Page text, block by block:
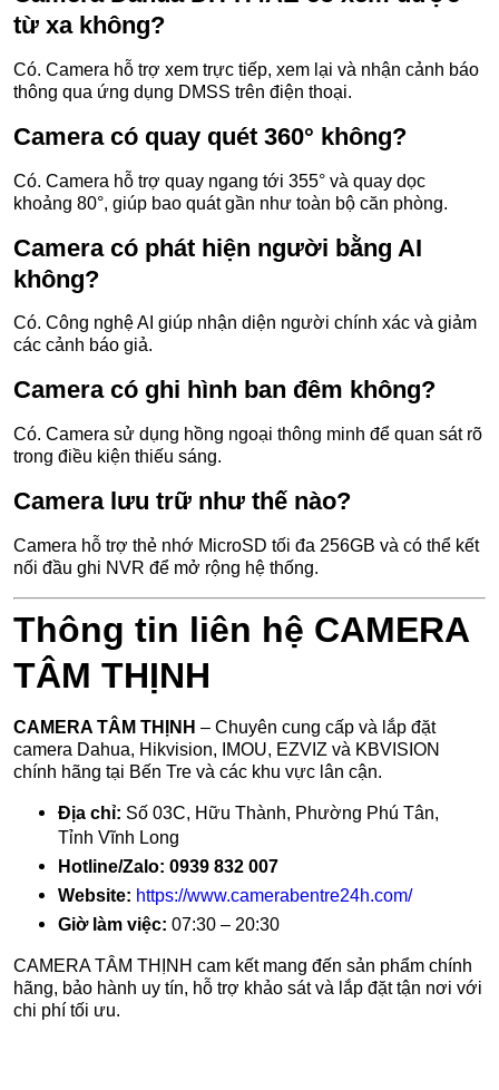
từ xa không?
Có. Camera hỗ trợ xem trực tiếp, xem lại và nhận cảnh báo
thông qua ứng dụng DMSS trên điện thoại.
Camera có quay quét 360° không?
Có. Camera hỗ trợ quay ngang tới 355° và quay dọc
khoảng 80°, giúp bao quát gần như toàn bộ căn phòng.
Camera có phát hiện người bằng AI
không?
Có. Công nghệ AI giúp nhận diện người chính xác và giảm
các cảnh báo giả.
Camera có ghi hình ban đêm không?
Có. Camera sử dụng hồng ngoại thông minh để quan sát rõ
trong điều kiện thiếu sáng.
Camera lưu trữ như thế nào?
Camera hỗ trợ thẻ nhớ MicroSD tối đa 256GB và có thể kết
nối đầu ghi NVR để mở rộng hệ thống.
Thông tin liên hệ CAMERA
TÂM THỊNH
CAMERA TÂM THỊNH – Chuyên cung cấp và lắp đặt
camera Dahua, Hikvision, IMOU, EZVIZ và KBVISION
chính hãng tại Bến Tre và các khu vực lân cận.
Địa chỉ: Số 03C, Hữu Thành, Phường Phú Tân,
Tỉnh Vĩnh Long
Hotline/Zalo: 0939 832 007
Website: https://www.camerabentre24h.com/
Giờ làm việc: 07:30 – 20:30
CAMERA TÂM THỊNH cam kết mang đến sản phẩm chính
hãng, bảo hành uy tín, hỗ trợ khảo sát và lắp đặt tận nơi với
chi phí tối ưu.